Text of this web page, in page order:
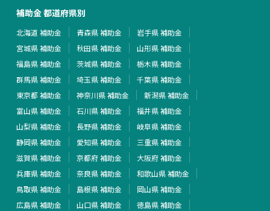
補助金 都道府県別
北海道 補助金 青森県 補助金
岩手県 補助金
宮城県 補助金
秋田県 補助金
山形県 補助金
福島県 補助金
茨城県 補助金
栃木県 補助金
群馬県 補助金
埼玉県 補助金
千葉県 補助金
東京都 補助金
神奈川県 補助金
新潟県 補助金
富山県 補助金
石川県 補助金
福井県 補助金
山梨県 補助金
長野県 補助金
岐阜県 補助金
静岡県 補助金
愛知県 補助金
三重県 補助金
滋賀県 補助金
京都府 補助金
大阪府 補助金
兵庫県 補助金
奈良県 補助金
和歌山県 補助金
鳥取県 補助金
島根県 補助金
岡山県 補助金
広島県 補助金
山口県 補助金
徳島県 補助金